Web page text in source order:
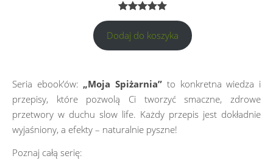
Oceniony
5.00na 5
1
klienta
Dodaj do koszyka
Seria ebook’ów: „Moja Spiżarnia” to konkretna wiedza i
przepisy, które pozwolą Ci tworzyć smaczne, zdrowe
przetwory w duchu slow life. Każdy przepis jest dokładnie
wyjaśniony, a efekty – naturalnie pyszne!
Poznaj całą serię: